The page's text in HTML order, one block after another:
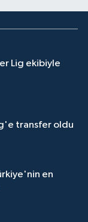
Lig ekibiyle
transfer oldu
en